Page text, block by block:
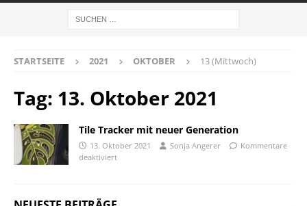
STARTSEITE 2021 OKTOBER 13 (Mittwoch)
Tag: 13. Oktober 2021
Tile Tracker mit neuer Generation
13. Oktober 2021 Sonja Angerer
Kommentare
deaktiviert